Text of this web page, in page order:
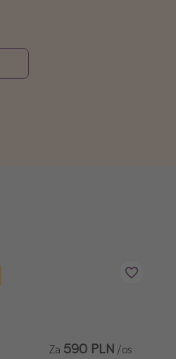
Za 590 PLN /os